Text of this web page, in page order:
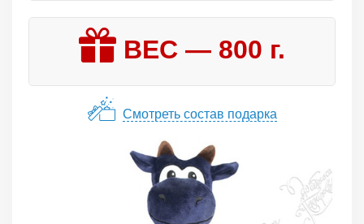
ВЕС — 800 г.
Смотреть состав подарка